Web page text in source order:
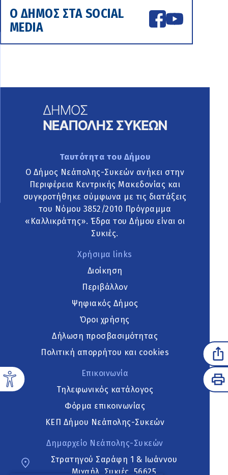
Ο ΔΗΜΟΣ ΣΤΑ SOCIAL
MEDIA
Ταυτότητα του Δήμου
Ο Δήμος Νεάπολης-Συκεών ανήκει στην
Περιφέρεια Κεντρικής Μακεδονίας και
συγκροτήθηκε σύμφωνα με τις διατάξεις
του Νόμου 3852/2010 Πρόγραμμα
«Καλλικράτης». Έδρα του Δήμου είναι οι
Συκιές.
Χρήσιμα links
Διοίκηση
Περιβάλλον
Ψηφιακός Δήμος
Όροι χρήσης
Δήλωση προσβασιμότητας
Πολιτική απορρήτου και cookies
Επικοινωνία
Τηλεφωνικός κατάλογος
Φόρμα επικοινωνίας
ΚΕΠ Δήμου Νεάπολης-Συκεών
Δημαρχείο Νεάπολης-Συκεών
Στρατηγού Σαράφη 1 & Ιωάννου
Μιχαήλ, Συκιές, 56625